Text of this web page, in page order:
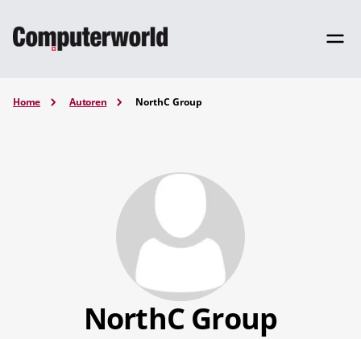
Home Autoren NorthC Group
NorthC Group